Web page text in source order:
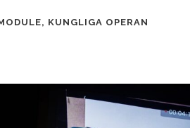
KUNGLIGA OPERAN